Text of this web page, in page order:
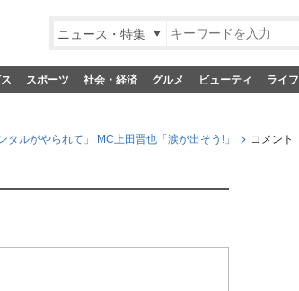
ニュース・特集
スポーツ 社会・経済 グルメ ビューティ ライフ
ルがやられて」 MC上田晋也「涙が出そう!」 コメント